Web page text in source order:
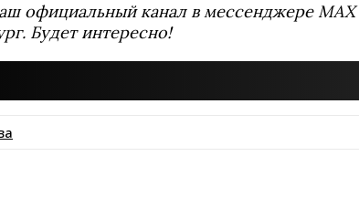
официальный канал в мессенджере MAX
Будет интересно!